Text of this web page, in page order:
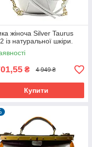
жіноча Silver Taurus
із натуральної шкіри.
₴ 4 949 ₴
Купити